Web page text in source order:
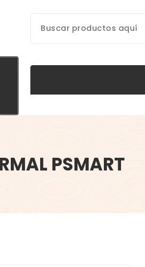
PSMART